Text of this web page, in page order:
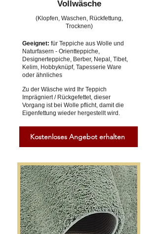
Vollwäsche
(Klopfen, Waschen, Rückfettung,
Trocknen)
Geeignet: für Teppiche aus Wolle und
Naturfasern - Orientteppiche,
Designerteppiche, Berber, Nepal, Tibet,
Kelim, Hobbyknüpf, Tapesserie Ware
oder ähnliches
Zu der Wäsche wird Ihr Teppich
Imprägniert / Rückgefettet, dieser
Vorgang ist bei Wolle pflicht, damit die
Eigenfettung wieder hergestellt wird.
Kostenloses Angebot erhalten